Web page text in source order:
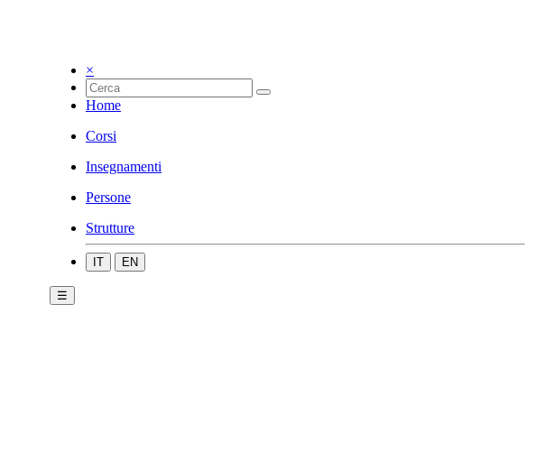
×
Home
Corsi
Insegnamenti
Persone
Strutture
IT EN
☰